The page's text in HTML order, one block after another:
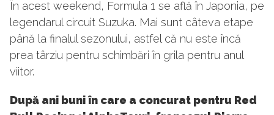
În acest weekend, Formula 1 se află în Japonia, pe
legendarul circuit Suzuka. Mai sunt câteva etape
până la finalul sezonului, astfel că nu este încă
prea târziu pentru schimbări în grila pentru anul
viitor.
După ani buni în care a concurat pentru Red